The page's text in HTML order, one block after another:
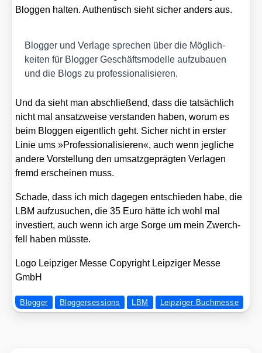
Blog­gen hal­ten. Authen­tisch sieht sicher anders aus.
Blog­ger und Ver­la­ge spre­chen über die Mög­lich­
kei­ten für Blog­ger Geschäfts­mo­del­le auf­zu­bau­en
und die Blogs zu pro­fes­sio­na­li­sie­ren.
Und da sieht man abschlie­ßend, dass die tat­säch­lich
nicht mal ansatz­wei­se ver­stan­den haben, wor­um es
beim Blog­gen eigent­lich geht. Sicher nicht in ers­ter
Linie ums »Pro­fes­sio­na­li­sie­ren«, auch wenn jeg­li­che
ande­re Vor­stel­lung den umsatz­ge­präg­ten Ver­la­gen
fremd erschei­nen muss.
Scha­de, dass ich mich dage­gen ent­schie­den habe, die
LBM auf­zu­su­chen, die 35 Euro hät­te ich wohl mal
inves­tiert, auch wenn ich arge Sor­ge um mein Zwerch­
fell haben müss­te.
Logo Leip­zi­ger Mes­se Copy­right Leip­zi­ger Mes­se
GmbH
Blogger Bloggersessions LBM Leipziger Buchmesse